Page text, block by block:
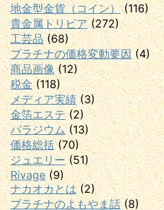
地金型金貨（コイン） (116)
貴金属トリビア (272)
工芸品 (68)
プラチナの価格変動要因 (4)
商品画像 (12)
税金 (118)
メディア実績 (3)
金箔エステ(2)
パラジウム (13)
価格総括(70)
ジュエリー (51)
Rivage (9)
ナカオカとは (2)
プラチナのよもやま話 (8)